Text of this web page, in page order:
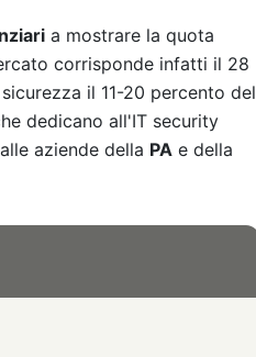
a mostrare la quota
corrisponde infatti il 28
il 11-20 percento del
dedicano all'IT security
aziende della PA e della